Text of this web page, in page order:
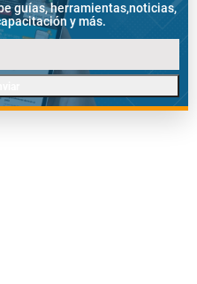
guías, herramientas,noticias,
y más.